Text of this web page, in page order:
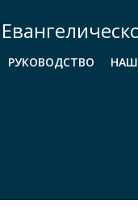
РУКОВОДСТВО